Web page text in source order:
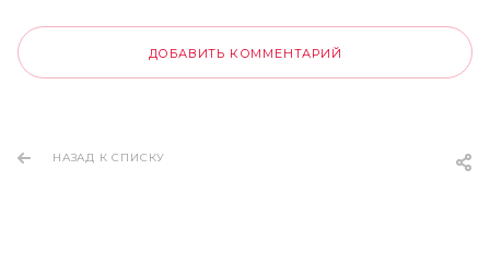
ДОБАВИТЬ КОММЕНТАРИЙ
НАЗАД К СПИСКУ